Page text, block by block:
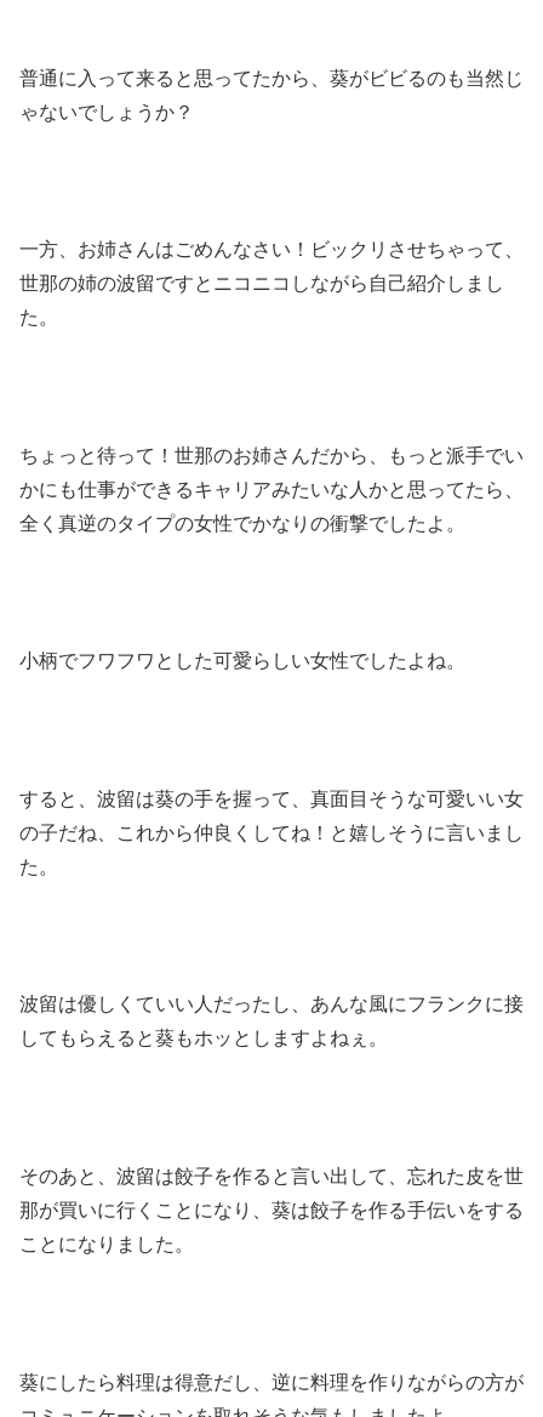
普通に入って来ると思ってたから、葵がビビるのも当然じ
ゃないでしょうか？
一方、お姉さんはごめんなさい！ビックリさせちゃって、
世那の姉の波留ですとニコニコしながら自己紹介しまし
た。
ちょっと待って！世那のお姉さんだから、もっと派手でい
かにも仕事ができるキャリアみたいな人かと思ってたら、
全く真逆のタイプの女性でかなりの衝撃でしたよ。
小柄でフワフワとした可愛らしい女性でしたよね。
すると、波留は葵の手を握って、真面目そうな可愛いい女
の子だね、これから仲良くしてね！と嬉しそうに言いまし
た。
波留は優しくていい人だったし、あんな風にフランクに接
してもらえると葵もホッとしますよねぇ。
そのあと、波留は餃子を作ると言い出して、忘れた皮を世
那が買いに行くことになり、葵は餃子を作る手伝いをする
ことになりました。
葵にしたら料理は得意だし、逆に料理を作りながらの方が